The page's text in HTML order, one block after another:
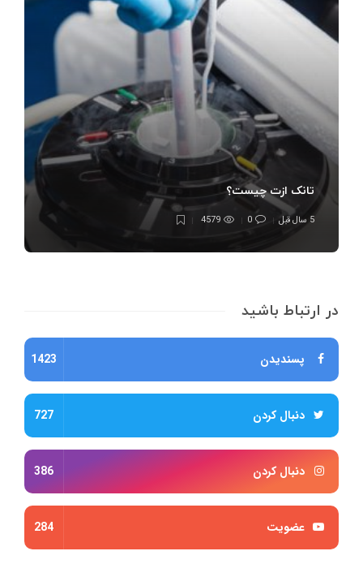
تانک ازت چیست؟
5 سال قبل 0
4579
در ارتباط باشید
پسندیدن 1423
دنبال کردن 727
دنبال کردن 386
عضویت 284